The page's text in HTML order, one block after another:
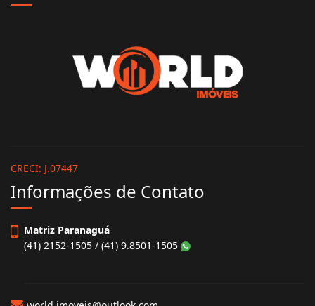
CRECI: J.07447
Informações de Contato
Matriz Paranaguá
(41) 2152-1505 / (41) 9.8501-1505